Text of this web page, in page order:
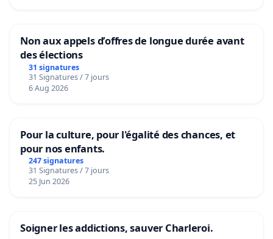
Non aux appels d’offres de longue durée avant
des élections
31 signatures
31 Signatures / 7 jours
6 Aug 2026
Pour la culture, pour l'égalité des chances, et
pour nos enfants.
247 signatures
31 Signatures / 7 jours
25 Jun 2026
Soigner les addictions, sauver Charleroi.